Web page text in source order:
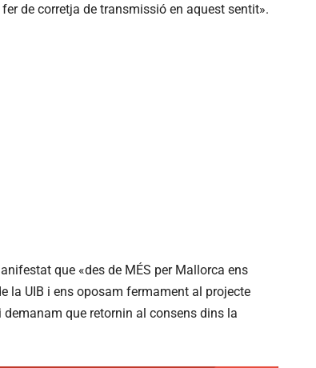
de corretja de transmissió en aquest sentit».
que «des de MÉS per Mallorca ens
la UIB i ens oposam fermament al projecte
que retornin al consens dins la